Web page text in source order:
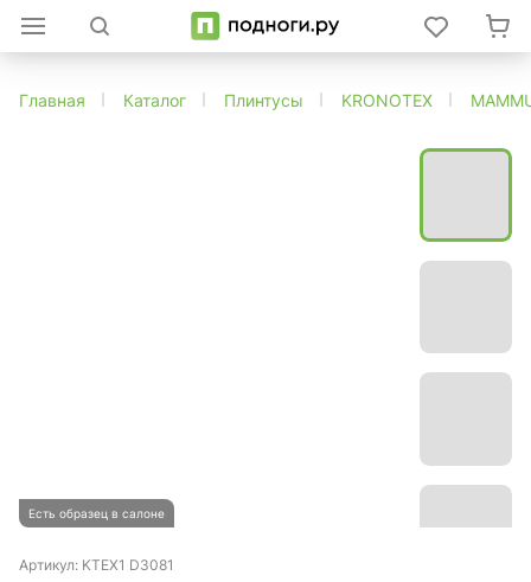
Главная Каталог Плинтусы KRONOTEX
Есть образец в салоне
Артикул: KTEX1 D3081